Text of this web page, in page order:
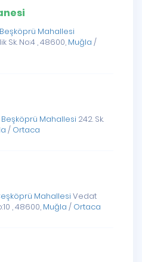
Beşköprü Mahallesi
Sk. No:4 , 48600, Muğla /
Beşköprü Mahallesi 242. Sk.
/ Ortaca
Mahallesi Vedat
, 48600, Muğla / Ortaca